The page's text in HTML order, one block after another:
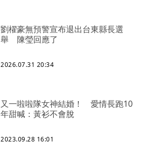
劉櫂豪無預警宣布退出台東縣長選
舉 陳瑩回應了
2026.07.31 20:34
又一啦啦隊女神結婚！ 愛情長跑10
年甜喊：黃衫不會脫
2023.09.28 16:01